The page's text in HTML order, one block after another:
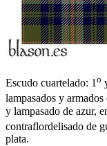
Escudo cuartelado: 1 o
lampasados y armados
y lampasado de azur,
contraflordelisado de
plata.